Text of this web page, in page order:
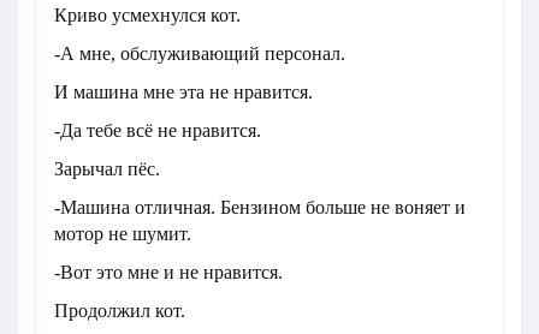
Криво усмехнулся кот.
-А мне, обслуживающий персонал.
И машина мне эта не нравится.
-Да тебе всё не нравится.
Зарычал пёс.
-Машина отличная. Бензином больше не воняет и
мотор не шумит.
-Вот это мне и не нравится.
Продолжил кот.